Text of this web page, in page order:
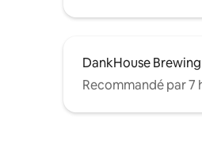
DankHouse
Recommandé par 7